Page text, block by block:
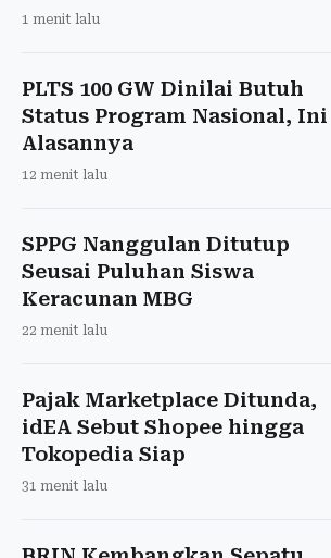
1 menit lalu
PLTS 100 GW Dinilai Butuh
Status Program Nasional, Ini
Alasannya
12 menit lalu
SPPG Nanggulan Ditutup
Seusai Puluhan Siswa
Keracunan MBG
22 menit lalu
Pajak Marketplace Ditunda,
idEA Sebut Shopee hingga
Tokopedia Siap
31 menit lalu